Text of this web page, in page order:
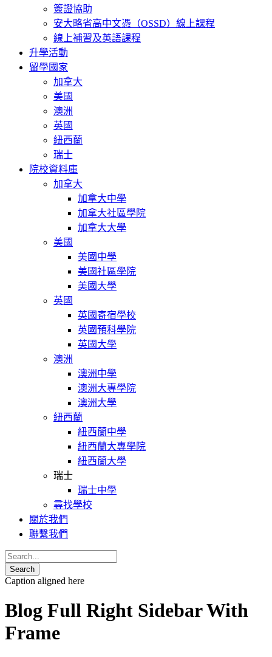
簽證協助
安大略省高中文憑（OSSD）線上課程
線上補習及英語課程
升學活動
留學國家
加拿大
美國
澳洲
英國
紐西蘭
瑞士
院校資料庫
加拿大
加拿大中學
加拿大社區學院
加拿大大學
美國
美國中學
美國社區學院
美國大學
英國
英國寄宿學校
英國預科學院
英國大學
澳洲
澳洲中學
澳洲大專學院
澳洲大學
紐西蘭
紐西蘭中學
紐西蘭大專學院
紐西蘭大學
瑞士
瑞士中學
尋找學校
關於我們
聯繫我們
Caption aligned here
Blog Full Right Sidebar With
Frame